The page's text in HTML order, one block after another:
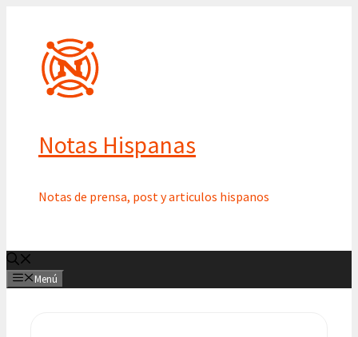
contenido
Notas Hispanas
Notas de prensa, post y articulos hispanos
Menú